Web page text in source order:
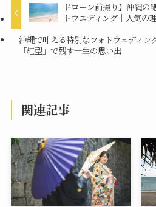
ドローン前撮り】沖縄の
トウエディング｜人気の
沖縄で叶える特別なフォトウェディン
「紅型」で残す一生の思い出
関連記事